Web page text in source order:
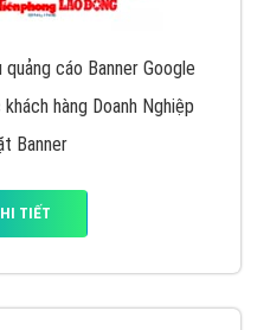
cáo Banner Google
hàng Doanh Nghiệp
Banner
TIẾT